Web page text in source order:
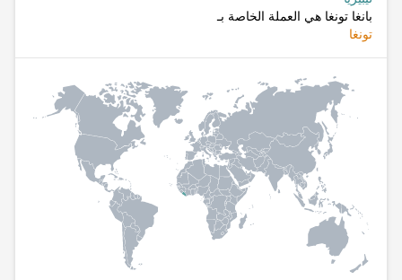
بانغا تونغا هي العملة الخاصة بـ
تونغا